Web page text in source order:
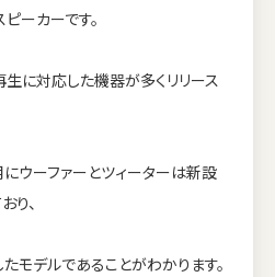
ーカーです。
に対応した機器が多くリリース
ウーファーとツィーターは新設
り、
モデルであることがわかります。